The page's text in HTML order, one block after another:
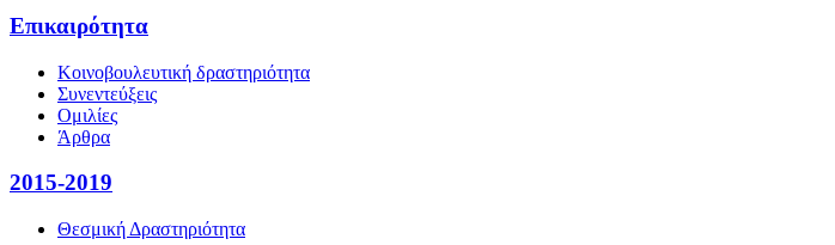
Επικαιρότητα
Κοινοβουλευτική δραστηριότητα
Συνεντεύξεις
Ομιλίες
Άρθρα
2015-2019
Θεσμική Δραστηριότητα